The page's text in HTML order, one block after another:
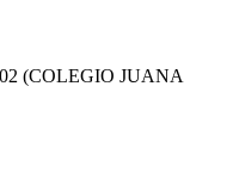
(COLEGIO JUANA